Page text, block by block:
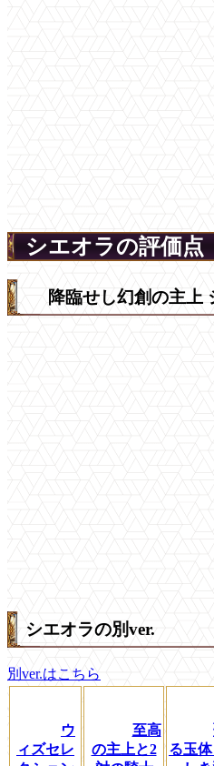
シエオラの評価点
降臨せし幻創の主上
シエオラの別ver.
別ver.はこちら
ウ
ィズセレ
至高
の主上と2
る玉